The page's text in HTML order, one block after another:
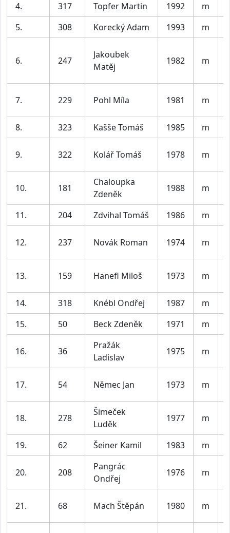
4.
317 Topfer Martin 1992 m
5.
308 Korecký Adam 1993 m
6. 247
Jakoubek
Matěj
1982 m
7. 229 Pohl Míla 1981 m
8.
323 Kašše Tomáš 1985 m
9. 322 Kolář Tomáš 1978 m
10. 181
Chaloupka
Zdeněk
1988 m
11. 204 Zdvihal Tomáš 1986 m
12. 237 Novák Roman 1974 m
13. 159 Hanefl Miloš 1973 m
14.
318 Knébl Ondřej 1987 m
15.
50 Beck Zdeněk 1971 m
16. 36
Pražák
Ladislav
1975 m
17. 54 Němec Jan 1973 m
18. 278
Šimeček
Luděk
1977 m
19.
62 Šeiner Kamil 1983 m
20. 208
Pangrác
Ondřej
1976 m
21. 68 Mach Štěpán 1980 m